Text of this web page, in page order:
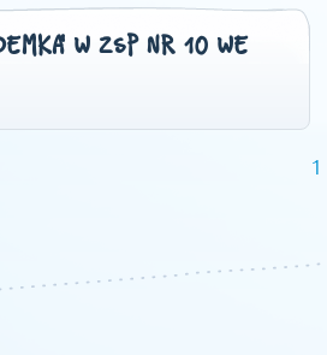
W ZSP NR 10 WE
1